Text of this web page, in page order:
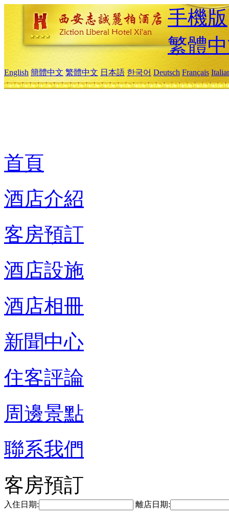
手機版
繁體
English 簡體中文 繁體中文 日本語 한국어 Deutsch Français
首頁
酒店介紹
客房預訂
酒店設施
酒店相冊
新聞中心
住客評論
周邊景點
聯系我們
客房預訂
入住日期: 離店日期: